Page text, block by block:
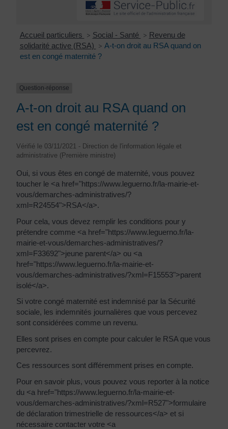
Accueil particuliers > Social - Santé >
Revenu de
solidarité active (RSA)
> A-t-on droit au RSA quand on
est en congé maternité ?
Question-réponse
A-t-on droit au RSA quand on
est en congé maternité ?
Vérifié le 03/11/2021 - Direction de l'information légale et
administrative (Première ministre)
Oui, si vous êtes en congé de maternité, vous pouvez
toucher le <a href="https://www.leguerno.fr/la-mairie-et-
vous/demarches-administratives/?
xml=R24554">RSA</a>.
Pour cela, vous devez remplir les conditions pour y
prétendre comme <a href="https://www.leguerno.fr/la-
mairie-et-vous/demarches-administratives/?
xml=F33692">jeune parent</a> ou <a
href="https://www.leguerno.fr/la-mairie-et-
vous/demarches-administratives/?xml=F15553">parent
isolé</a>.
Si votre congé maternité est indemnisé par la Sécurité
sociale, les indemnités journalières que vous percevez
sont considérées comme un revenu.
Elles sont prises en compte pour calculer le RSA que vous
percevrez.
Ces ressources sont différemment prises en compte.
Pour en savoir plus, vous pouvez vous reporter à la notice
du <a href="https://www.leguerno.fr/la-mairie-et-
vous/demarches-administratives/?xml=R527">formulaire
de déclaration trimestrielle de ressources</a> et si
nécessaire contacter votre <a